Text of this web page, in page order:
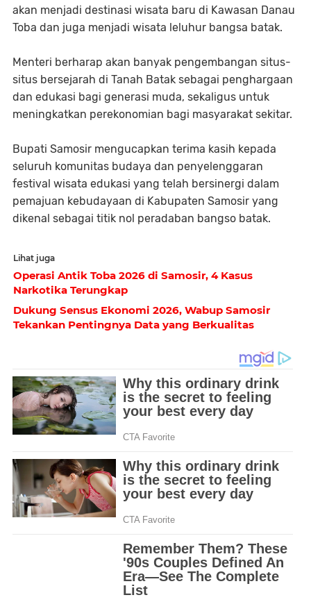
akan menjadi destinasi wisata baru di Kawasan Danau
Toba dan juga menjadi wisata leluhur bangsa batak.
Menteri berharap akan banyak pengembangan situs-
situs bersejarah di Tanah Batak sebagai penghargaan
dan edukasi bagi generasi muda, sekaligus untuk
meningkatkan perekonomian bagi masyarakat sekitar.
Bupati Samosir mengucapkan terima kasih kepada
seluruh komunitas budaya dan penyelenggaran
festival wisata edukasi yang telah bersinergi dalam
pemajuan kebudayaan di Kabupaten Samosir yang
dikenal sebagai titik nol peradaban bangso batak.
Lihat juga
Operasi Antik Toba 2026 di Samosir, 4 Kasus
Narkotika Terungkap
Dukung Sensus Ekonomi 2026, Wabup Samosir
Tekankan Pentingnya Data yang Berkualitas